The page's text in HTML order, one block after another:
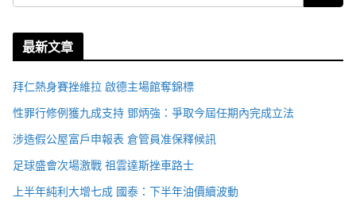
最新文章
拜仁熱身賽挫維拉 啟德主場館奪錦標
性罪行修例獲九成支持 鄧炳強：爭取今屆任期內完成立法
涉造假公屋富戶申報表 倉管員准保釋候訊
足球盛會次場激戰 祖雲達斯挫車路士
上半年純利大增七成 國泰：下半年油價續波動